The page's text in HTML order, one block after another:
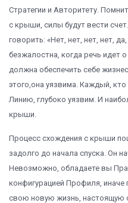
Стратегии и Авторитету.
с крыши, силы будут вести
говорить: «Нет, нет, нет, нет,
безжалостна, когда речь идет
должна обеспечить себе
этого,она уязвима. Каждый,
Линию, глубоко уязвим. И
крыши.
Процесс схождения с крыши
задолго до начала спуска. Он
Невозможно, обладаете вы
конфигурацией Профиля,
свою новую жизнь, настоящую